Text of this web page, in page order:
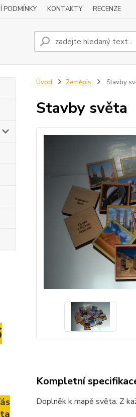
PODMÍNKY KONTAKTY RECENZE
Úvod Zeměpis Stavby
Stavby světa
Kompletní
Doplněk k mapě světa. Z